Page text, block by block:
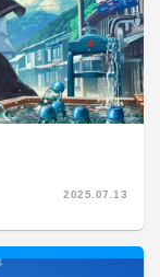
2025.07.13